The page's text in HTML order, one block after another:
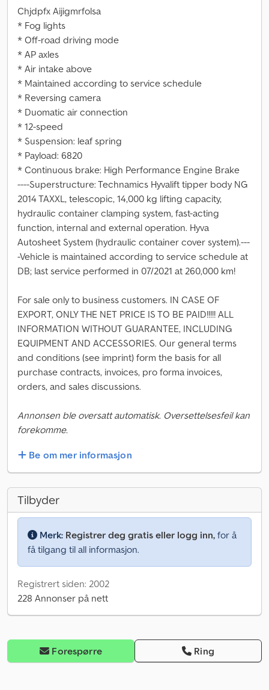
Chjdpfx Aijigmrfolsa
* Fog lights
* Off-road driving mode
* AP axles
* Air intake above
* Maintained according to service schedule
* Reversing camera
* Duomatic air connection
* 12-speed
* Suspension: leaf spring
* Payload: 6820
* Continuous brake: High Performance Engine Brake
----Superstructure: Technamics Hyvalift tipper body NG
2014 TAXXL, telescopic, 14,000 kg lifting capacity,
hydraulic container clamping system, fast-acting
function, internal and external operation. Hyva
Autosheet System (hydraulic container cover system).---
-Vehicle is maintained according to service schedule at
DB; last service performed in 07/2021 at 260,000 km!
For sale only to business customers. IN CASE OF
EXPORT, ONLY THE NET PRICE IS TO BE PAID!!!!! ALL
INFORMATION WITHOUT GUARANTEE, INCLUDING
EQUIPMENT AND ACCESSORIES. Our general terms
and conditions (see imprint) form the basis for all
purchase contracts, invoices, pro forma invoices,
orders, and sales discussions.
Annonsen ble oversatt automatisk. Oversettelsesfeil kan
forekomme.
Be om mer informasjon
Tilbyder
Merk: Registrer deg gratis eller logg inn, for å
få tilgang til all informasjon.
Registrert siden: 2002
228 Annonser på nett
Forespørre Ring